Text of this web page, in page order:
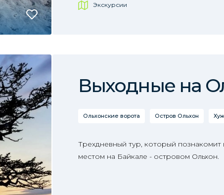
Экскурсии
Выходные на
Ольхонские ворота Остров Ольхон
Трехдневный тур, который
местом на Байкале - островом Ольхон.